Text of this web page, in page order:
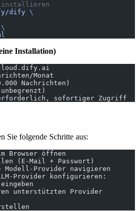
installieren
dify \
\
Installation)
Monat
Nachrichten)
sofortiger Zugriff
Sie folgende Schritte aus:
öffnen
(E-Mail + Passwort)
Modell-Provider navigieren
Provider konfigurieren:
unterstützten Provider